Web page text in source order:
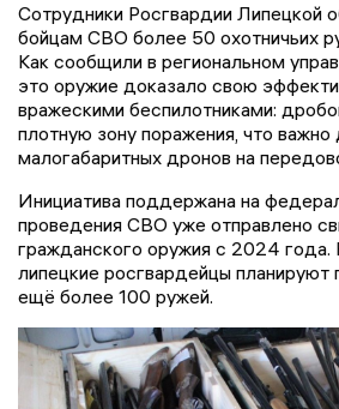
Сотрудники Росгвардии Липецкой
бойцам СВО более 50 охотничьих
Как сообщили в региональном
это оружие доказало свою
вражескими беспилотниками:
плотную зону поражения, что важно
малогабаритных дронов на
Инициатива поддержана на
проведения СВО уже отправлено
гражданского оружия с 2024
липецкие росгвардейцы планируют
ещё более 100 ружей.